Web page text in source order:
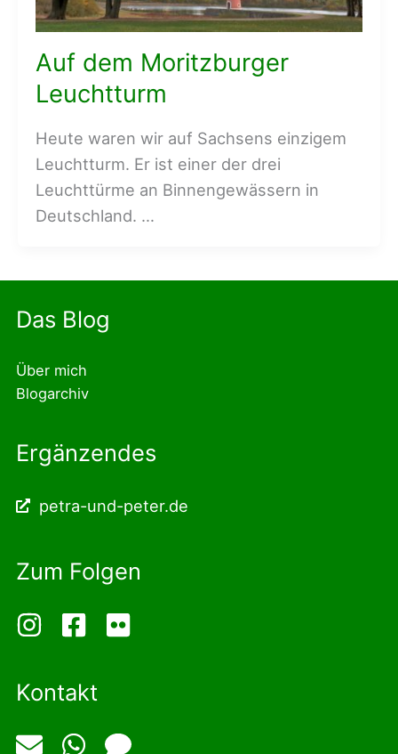
Auf dem Moritzburger
Leuchtturm
Heute waren wir auf Sachsens einzigem
Leuchtturm. Er ist einer der drei
Leuchttürme an Binnengewässern in
Deutschland. …
Das Blog
Über mich
Blogarchiv
Ergänzendes
petra-und-peter.de
Zum Folgen
Kontakt